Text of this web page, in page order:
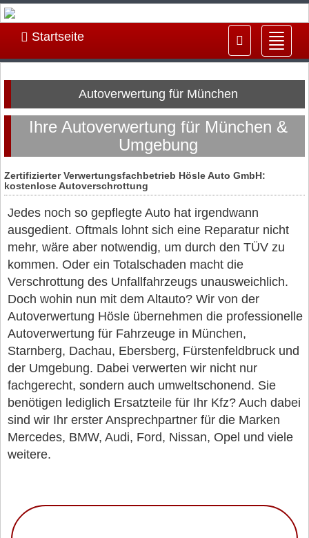
ein-/
Startseite
Autoverwertung für München
Ihre Autoverwertung für München &
Umgebung
Zertifizierter Verwertungsfachbetrieb Hösle Auto GmbH:
kostenlose Autoverschrottung
Jedes noch so gepflegte Auto hat irgendwann
ausgedient. Oftmals lohnt sich eine Reparatur nicht
mehr, wäre aber notwendig, um durch den TÜV zu
kommen. Oder ein Totalschaden macht die
Verschrottung des Unfallfahrzeugs unausweichlich.
Doch wohin nun mit dem Altauto? Wir von der
Autoverwertung Hösle übernehmen die professionelle
Autoverwertung für Fahrzeuge in München,
Starnberg, Dachau, Ebersberg, Fürstenfeldbruck und
der Umgebung. Dabei verwerten wir nicht nur
fachgerecht, sondern auch umweltschonend. Sie
benötigen lediglich Ersatzteile für Ihr Kfz? Auch dabei
sind wir Ihr erster Ansprechpartner für die Marken
Mercedes, BMW, Audi, Ford, Nissan, Opel und viele
weitere.